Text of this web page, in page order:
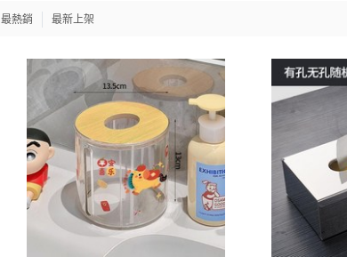
最熱銷 最新上架